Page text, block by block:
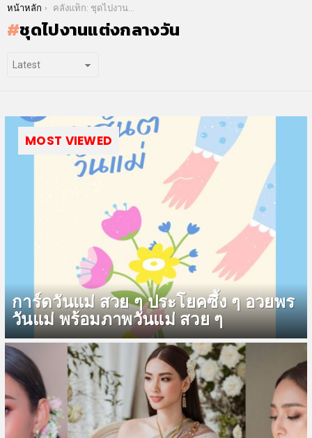
You are here:
หน้าหลัก คลังแท็ก: ชุดไปงานแต่งกลางวัน
ชุดไปงานแต่งกลางวัน
MOST VIEWED
การ์ดวันแม่ สวย ๆ ประโยคซึ้ง ๆ อวยพร
วันแม่ พร้อมภาพวันแม่ สวย ๆ